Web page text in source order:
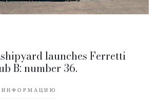
launches Ferretti
B: number 36.